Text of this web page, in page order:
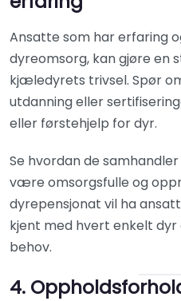
Ansatte som har erfaring
dyreomsorg, kan gjøre en
kjæledyrets trivsel. Spør
utdanning eller
eller førstehjelp for dyr.
Se hvordan de
være omsorgsfulle og
dyrepensjonat vil ha
kjent med hvert enkelt dyr
behov.
4.